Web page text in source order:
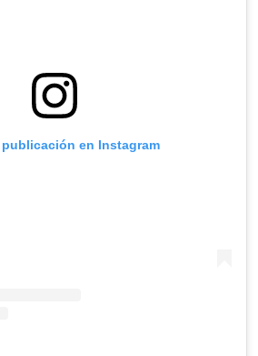
publicación en Instagram